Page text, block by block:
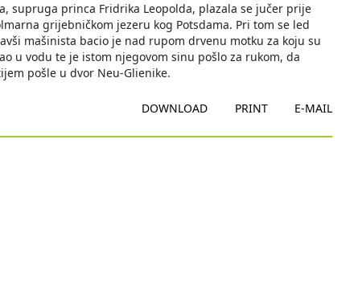
supruga princa Fridrika Leopolda, plazala se jučer prije
grijebničkom jezeru kog Potsdama. Pri tom se led
mašinista bacio je nad rupom drvenu motku za koju su
u vodu te je istom njegovom sinu pošlo za rukom, da
pošle u dvor Neu-Glienike.
DOWNLOAD PRINT E-MAIL